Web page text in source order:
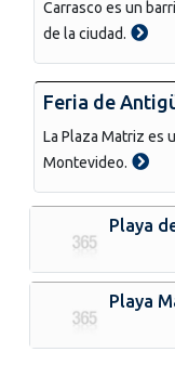
Carrasco es un
de la ciudad.
Feria de
La Plaza Matriz es
Montevideo.
Playa
Playa